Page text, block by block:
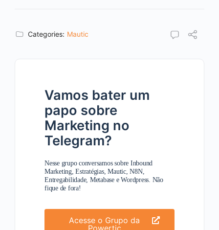
Categories: Mautic
Vamos bater um
papo sobre
Marketing no
Telegram?
Nesse grupo conversamos sobre Inbound
Marketing, Estratégias, Mautic, N8N,
Entregabilidade, Metabase e Wordpress. Não
fique de fora!
Acesse o Grupo da
Powertic